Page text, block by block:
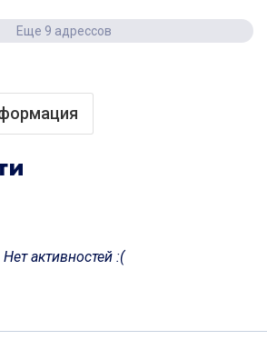
Еще 9 адрессов
Нет активностей :(